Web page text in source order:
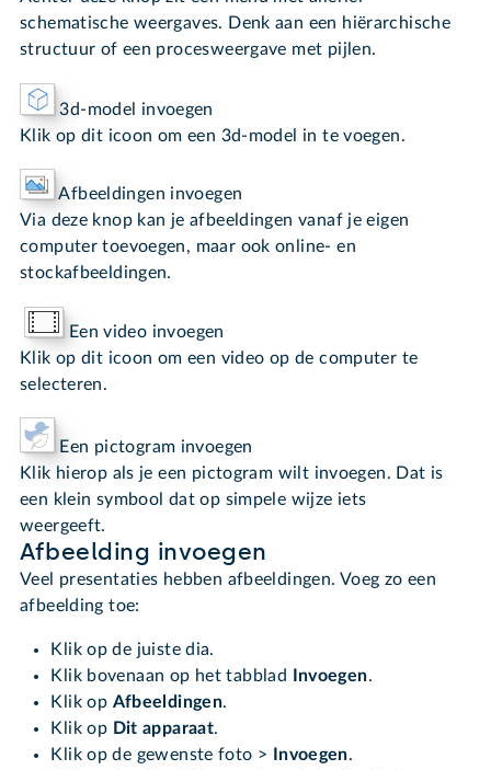
schematische weergaves. Denk aan een hiërarchische
structuur of een procesweergave met pijlen.
3d-model invoegen
Klik op dit icoon om een 3d-model in te voegen.
Afbeeldingen invoegen
Via deze knop kan je afbeeldingen vanaf je eigen
computer toevoegen, maar ook online- en
stockafbeeldingen.
Een video invoegen
Klik op dit icoon om een video op de computer te
selecteren.
Een pictogram invoegen
Klik hierop als je een pictogram wilt invoegen. Dat is
een klein symbool dat op simpele wijze iets
weergeeft.
Afbeelding invoegen
Veel presentaties hebben afbeeldingen. Voeg zo een
afbeelding toe:
Klik op de juiste dia.
Klik bovenaan op het tabblad
Invoegen.
Klik op Afbeeldingen.
Klik op Dit apparaat.
Klik op de gewenste foto >
Invoegen.